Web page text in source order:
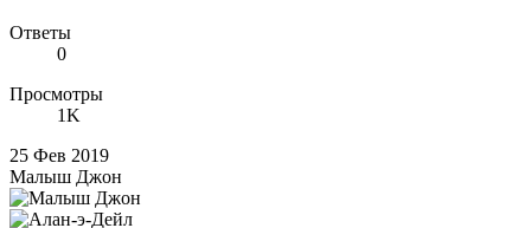
Ответы
0
Просмотры
1K
25 Фев 2019
Малыш Джон